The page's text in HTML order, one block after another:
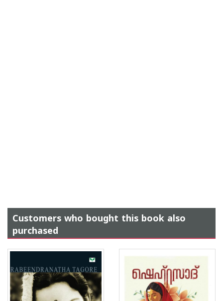
Customers who bought this book also
purchased